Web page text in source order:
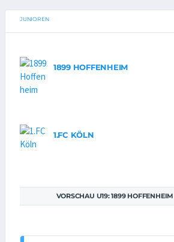
JUNIOREN
1899 HOFFENHEIM
1.FC KÖLN
VORSCHAU U19: 1899